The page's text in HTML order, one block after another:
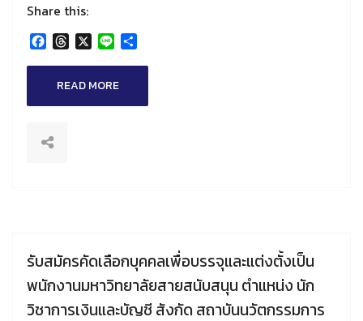
Share this:
Facebook
Threads
X Line
READ MORE
รับสมัครคัดเลือกบุคคลเพื่อบรรจุและแต่งตั้งเป็น
พนักงานมหาวิทยาลัยสายสนับสนุน ตำแหน่ง นัก
วิชาการเงินและบัญชี สังกัด สถาบันนวัตกรรมการ